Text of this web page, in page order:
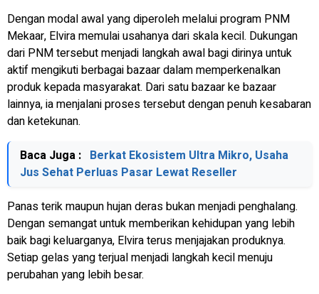
Dengan modal awal yang diperoleh melalui program PNM
Mekaar, Elvira memulai usahanya dari skala kecil. Dukungan
dari PNM tersebut menjadi langkah awal bagi dirinya untuk
aktif mengikuti berbagai bazaar dalam memperkenalkan
produk kepada masyarakat. Dari satu bazaar ke bazaar
lainnya, ia menjalani proses tersebut dengan penuh kesabaran
dan ketekunan.
Baca Juga : Berkat Ekosistem Ultra Mikro, Usaha
Jus Sehat Perluas Pasar Lewat Reseller
Panas terik maupun hujan deras bukan menjadi penghalang.
Dengan semangat untuk memberikan kehidupan yang lebih
baik bagi keluarganya, Elvira terus menjajakan produknya.
Setiap gelas yang terjual menjadi langkah kecil menuju
perubahan yang lebih besar.